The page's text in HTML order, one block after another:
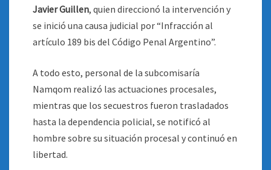
Javier Guillen, quien direccionó la intervención y
se inició una causa judicial por “Infracción al
artículo 189 bis del Código Penal Argentino”.
A todo esto, personal de la subcomisaría
Namqom realizó las actuaciones procesales,
mientras que los secuestros fueron trasladados
hasta la dependencia policial, se notificó al
hombre sobre su situación procesal y continuó en
libertad.